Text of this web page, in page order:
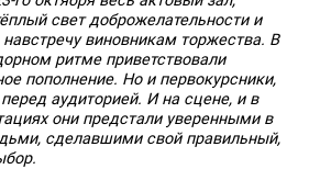
свет доброжелательности и
виновникам торжества. В
ритме приветствовали
пополнение. Но и первокурсники,
аудиторией. И на сцене, и в
они предстали уверенными в
сделавшими свой правильный,